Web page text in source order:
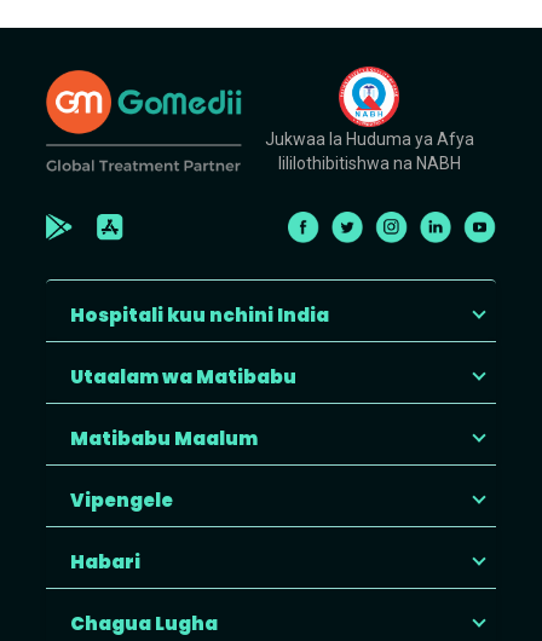
Jukwaa la Huduma ya Afya
lililothibitishwa na NABH
Hospitali kuu nchini India
Utaalam wa Matibabu
Matibabu Maalum
Vipengele
Habari
Chagua Lugha